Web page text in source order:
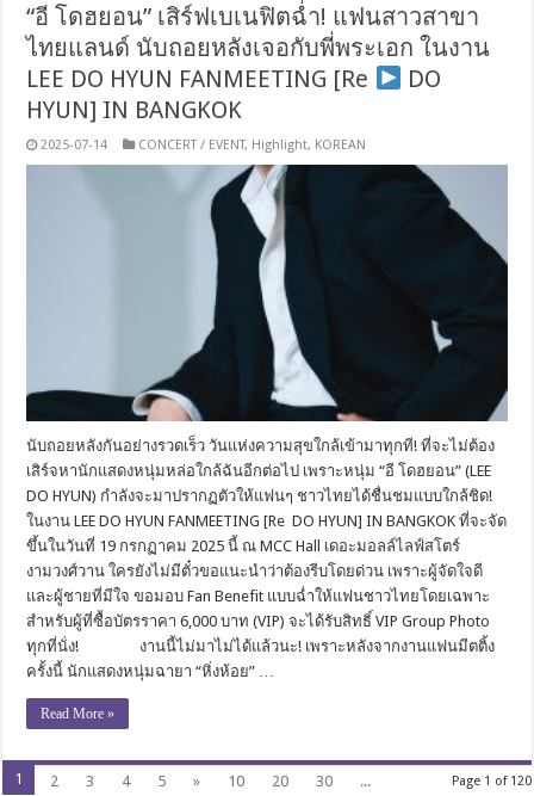
“อี โดฮยอน” เสิร์ฟเบเนฟิตฉ่ำ! แฟนสาวสาขา
ไทยแลนด์ นับถอยหลังเจอกับพี่พระเอก ในงาน
LEE DO HYUN FANMEETING [Re
DO
HYUN] IN BANGKOK
2025-07-14 CONCERT / EVENT, Highlight, KOREAN
นับถอยหลังกันอย่างรวดเร็ว วันแห่งความสุขใกล้เข้ามาทุกที! ที่จะไม่ต้อง
เสิร์จหานักแสดงหนุ่มหล่อใกล้ฉันอีกต่อไป เพราะหนุ่ม “อี โดฮยอน” (LEE
DO HYUN) กำลังจะมาปรากฏตัวให้แฟนๆ ชาวไทยได้ชื่นชมแบบใกล้ชิด!
ในงาน LEE DO HYUN FANMEETING [Re DO HYUN] IN BANGKOK ที่จะจัด
ขึ้นในวันที่ 19 กรกฏาคม 2025 นี้ ณ MCC Hall เดอะมอลล์ไลฟ์สโตร์
งามวงศ์วาน ใครยังไม่มีตั๋วขอแนะนำว่าต้องรีบโดยด่วน เพราะผู้จัดใจดี
และผู้ชายที่มีใจ ขอมอบ Fan Benefit แบบฉ่ำให้แฟนชาวไทยโดยเฉพาะ
สำหรับผู้ที่ซื้อบัตรราคา 6,000 บาท (VIP) จะได้รับสิทธิ์ VIP Group Photo
ทุกที่นั่ง! งานนี้ไม่มาไม่ได้แล้วนะ! เพราะหลังจากงานแฟนมีตติ้ง
ครั้งนี้ นักแสดงหนุ่มฉายา “หิ่งห้อย” …
Read More »
Page 1 of 120
1 2 3 4 5 » 10 20 30
...